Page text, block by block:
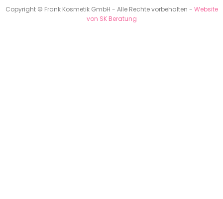
Copyright © Frank Kosmetik GmbH - Alle Rechte vorbehalten - Website
von SK Beratung